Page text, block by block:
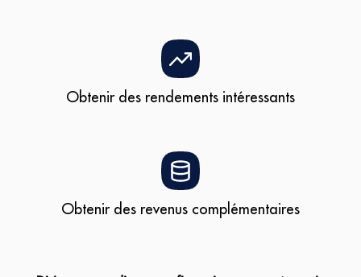
Obtenir des rendements intéressants
Obtenir des revenus complémentaires